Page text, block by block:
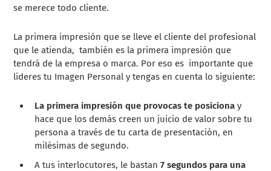
se merece todo cliente.
La primera impresión que se lleve el cliente del profesional
que le atienda, también es la primera impresión que
tendrá de la empresa o marca. Por eso es importante que
lideres tu Imagen Personal y tengas en cuenta lo siguiente:
La primera impresión que provocas te posicionay
hace que los demás creen un juicio de valor sobre tu
persona a través de tu carta de presentación, en
milésimas de segundo.
A tus interlocutores, le bastan7 segundos para una